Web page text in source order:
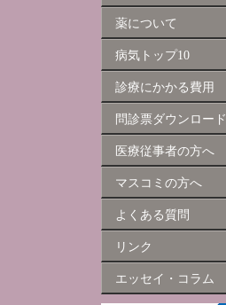
薬について
病気トップ10
診療にかかる費用
問診票ダウンロード
医療従事者の方へ
マスコミの方へ
よくある質問
リンク
エッセイ・コラム